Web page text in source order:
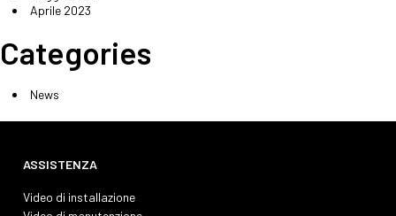
Aprile 2023
Categories
News
ASSISTENZA
Video di installazione